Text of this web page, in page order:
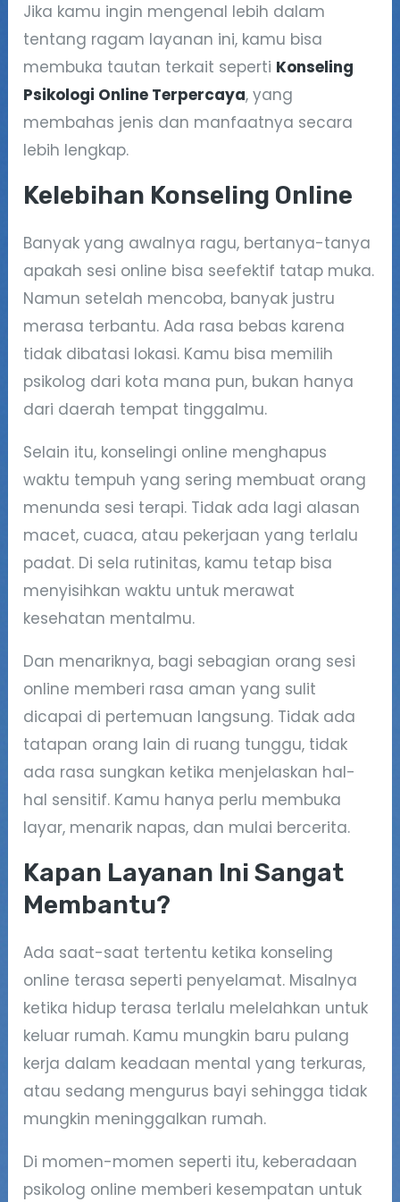
Jika kamu ingin mengenal lebih dalam
tentang ragam layanan ini, kamu bisa
membuka tautan terkait seperti Konseling
Psikologi Online Terpercaya, yang
membahas jenis dan manfaatnya secara
lebih lengkap.
Kelebihan Konseling Online
Banyak yang awalnya ragu, bertanya-tanya
apakah sesi online bisa seefektif tatap muka.
Namun setelah mencoba, banyak justru
merasa terbantu. Ada rasa bebas karena
tidak dibatasi lokasi. Kamu bisa memilih
psikolog dari kota mana pun, bukan hanya
dari daerah tempat tinggalmu.
Selain itu, konselingi online menghapus
waktu tempuh yang sering membuat orang
menunda sesi terapi. Tidak ada lagi alasan
macet, cuaca, atau pekerjaan yang terlalu
padat. Di sela rutinitas, kamu tetap bisa
menyisihkan waktu untuk merawat
kesehatan mentalmu.
Dan menariknya, bagi sebagian orang sesi
online memberi rasa aman yang sulit
dicapai di pertemuan langsung. Tidak ada
tatapan orang lain di ruang tunggu, tidak
ada rasa sungkan ketika menjelaskan hal-
hal sensitif. Kamu hanya perlu membuka
layar, menarik napas, dan mulai bercerita.
Kapan Layanan Ini Sangat
Membantu?
Ada saat-saat tertentu ketika konseling
online terasa seperti penyelamat. Misalnya
ketika hidup terasa terlalu melelahkan untuk
keluar rumah. Kamu mungkin baru pulang
kerja dalam keadaan mental yang terkuras,
atau sedang mengurus bayi sehingga tidak
mungkin meninggalkan rumah.
Di momen-momen seperti itu, keberadaan
psikolog online memberi kesempatan untuk